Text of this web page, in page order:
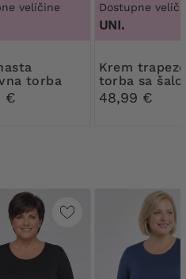
veličine
torba
€
Dostupne
UNI.
Krem trapezoidna
torba sa
48,99 €